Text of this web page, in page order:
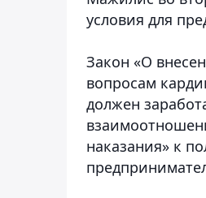
условия для
Закон «О
вопросам
должен
наказания» к